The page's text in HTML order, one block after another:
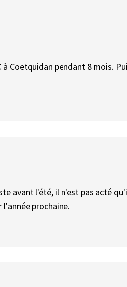
à Coetquidan pendant 8 mois.
avant l'été, il n'est pas acté
l'année prochaine.